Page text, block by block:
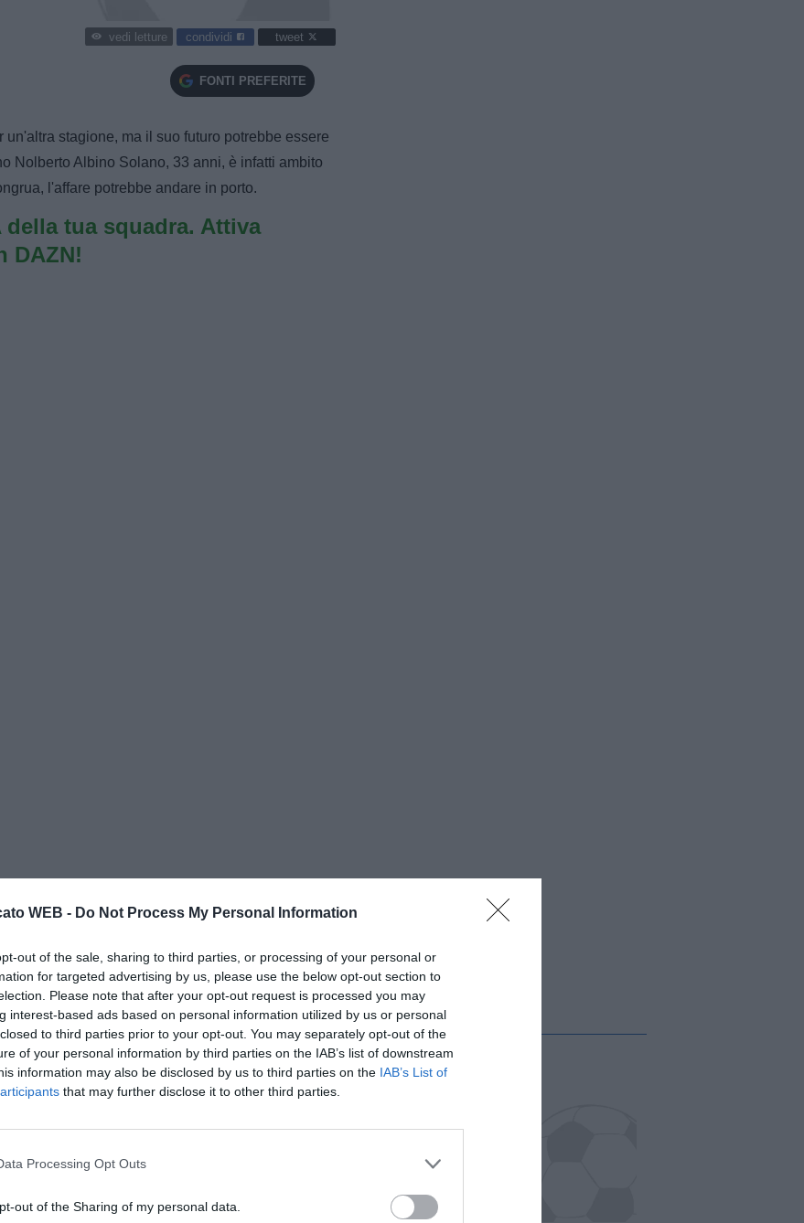
WEB - Do Not Process My Personal Information
out of the sale, sharing to third parties, or processing of your personal or
for targeted advertising by us, please use the below opt-out section to
Please note that after your opt-out request is processed you may
interest-based ads based on personal information utilized by us or personal
to third parties prior to your opt-out. You may separately opt-out of the
of your personal information by third parties on the IAB’s list of downstream
information may also be disclosed by us to third parties on the IAB’s List of
that may further disclose it to other third parties.
Processing Opt Outs
out of the Sharing of my personal data.
vedi letture condividi tweet
FONTI PREFERITE
stagione, ma il suo futuro potrebbe essere
Nolberto Albino Solano, 33 anni, è infatti ambito
l'affare potrebbe andare in porto.
tua squadra. Attiva
DAZN!